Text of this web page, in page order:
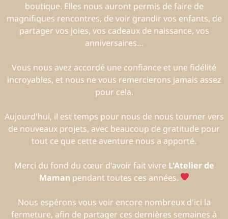
boutique. Elles nous auront permis de faire de
magnifiques rencontres, de voir grandir vos enfants, de
partager vos joies, vos cadeaux de naissance, vos
anniversaires…
Vous nous avez accordé une confiance et une fidélité
incroyables, et nous ne vous remercierons jamais assez
pour cela.
Aujourd'hui, il est temps pour nous de nous tourner vers
de nouveaux projets, avec beaucoup de gratitude pour
tout ce que cette aventure nous a apporté.
Merci du fond du cœur d'avoir fait vivre L'Atelier de
Maman pendant toutes ces années.
Nous espérons vous voir encore nombreux d'ici la
fermeture, afin de partager ces dernières semaines à